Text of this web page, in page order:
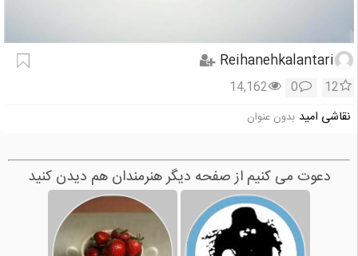
Reihanehkalantari
12
0
14,162
نقاشی امید بدون عنوان
دعوت می کنیم از صفحه دیگر هنرمندان هم دیدن کنید